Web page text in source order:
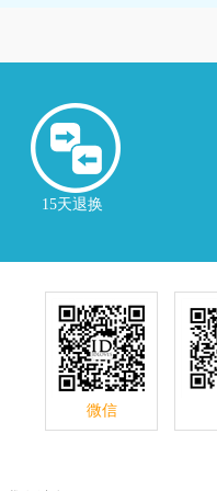
15天退换
微信